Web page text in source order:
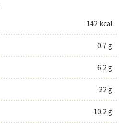
142 kcal
0.7 g
6.2 g
22 g
10.2 g